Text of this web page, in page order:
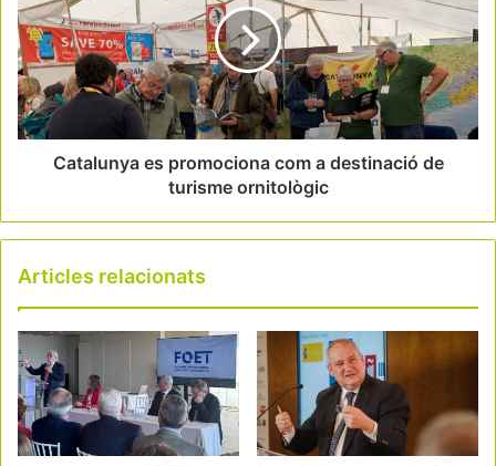
Catalunya es promociona com a destinació de
turisme ornitològic
Articles relacionats